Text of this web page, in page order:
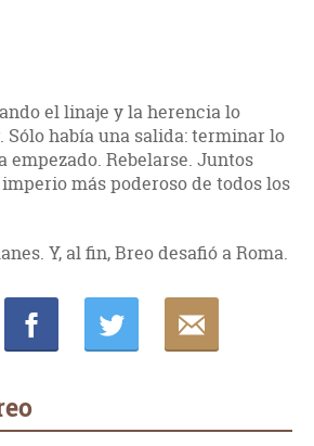
el linaje y la herencia lo
Sólo había una salida: terminar lo
empezado. Rebelarse. Juntos
más poderoso de todos los
Y, al fin, Breo desafió a Roma.